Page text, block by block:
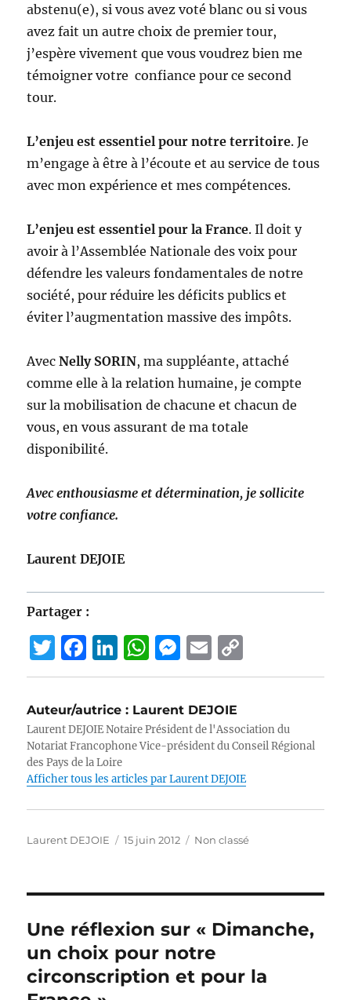
abstenu(e), si vous avez voté blanc ou si vous
avez fait un autre choix de premier tour,
j’espère vivement que vous voudrez bien me
témoigner votre confiance pour ce second
tour.
L’enjeu est essentiel pour notre territoire. Je
m’engage à être à l’écoute et au service de tous
avec mon expérience et mes compétences.
L’enjeu est essentiel pour la France. Il doit y
avoir à l’Assemblée Nationale des voix pour
défendre les valeurs fondamentales de notre
société, pour réduire les déficits publics et
éviter l’augmentation massive des impôts.
AvecNelly SORIN, ma suppléante, attaché
comme elle à la relation humaine, je compte
sur la mobilisation de chacune et chacun de
vous, en vous assurant de ma totale
disponibilité.
Avec enthousiasme et détermination, je sollicite
votre confiance.
Laurent DEJOIE
Partager :
T
w
it
te
r
F
a
c
e
b
o
Li
n
e
d
I
W
h
s
A
p
M
e
ss
e
n
g
E
m
ai
l
o
y
Li
n
Auteur/autrice : Laurent DEJOIE
Laurent DEJOIE Notaire Président de l'Association du
Notariat Francophone Vice-président du Conseil Régional
des Pays de la Loire
Afficher tous les articles par Laurent DEJOIE
Auteur
Laurent DEJOIE
Publié
15 juin 2012 Catégories
Non classé
Une réflexion sur « Dimanche,
un choix pour notre
circonscription et pour la